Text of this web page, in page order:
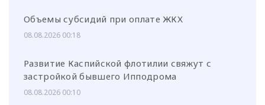
Объемы субсидий при оплате ЖКХ
08.08.2026 00:18
Развитие Каспийской флотилии свяжут с
застройкой бывшего Ипподрома
08.08.2026 00:10